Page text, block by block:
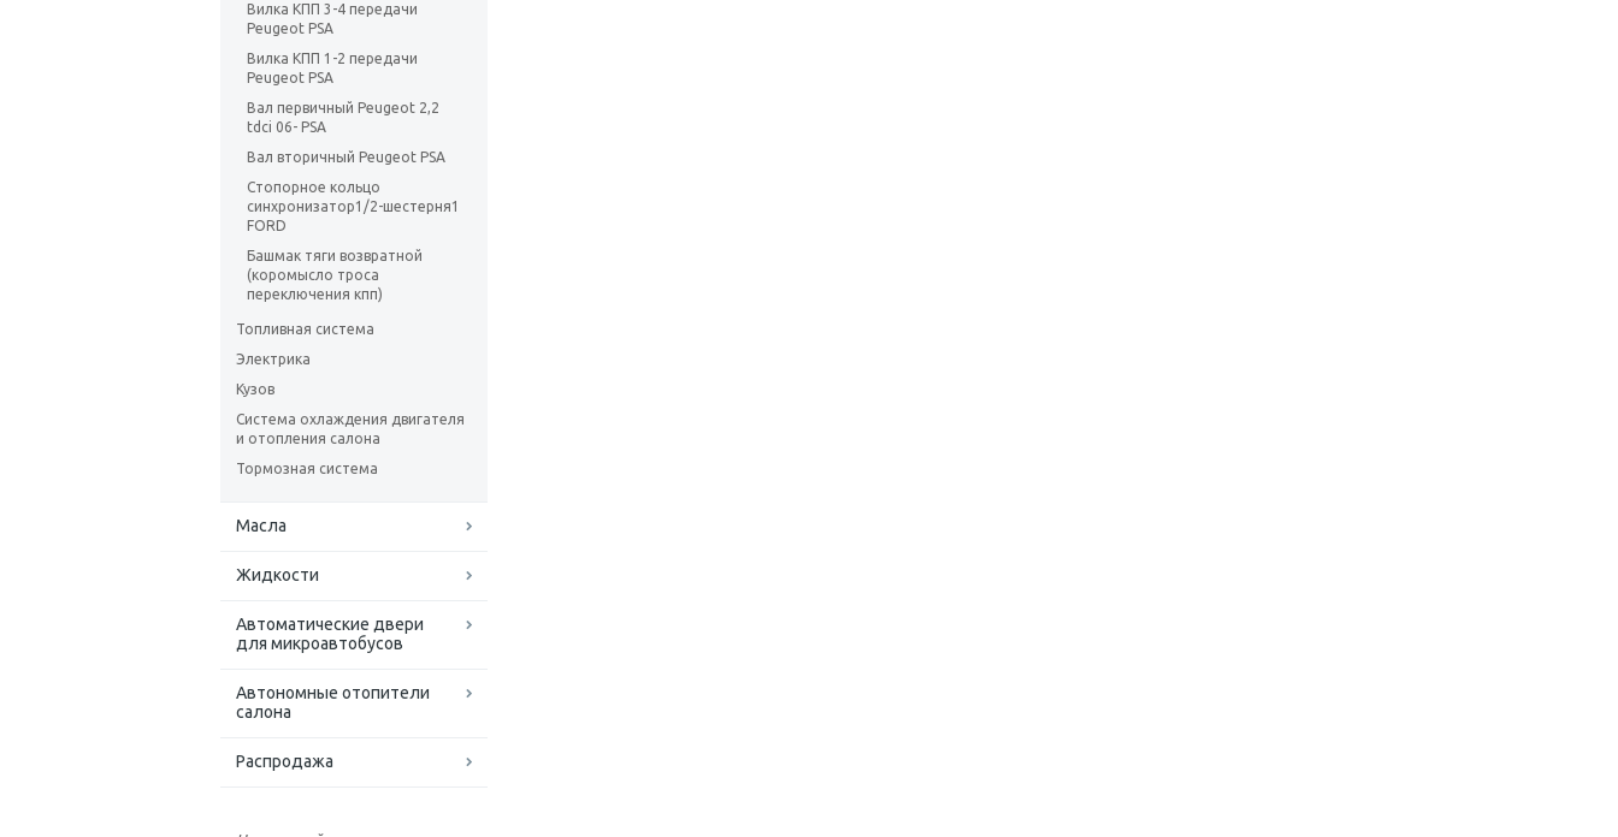
Вилка КПП 3-4 передачи
Peugeot PSA
Вилка КПП 1-2 передачи
Peugeot PSA
Вал первичный Peugeot 2,2
tdci 06- PSA
Вал вторичный Peugeot PSA
Стопорное кольцо
синхронизатор1/2-шестерня1
FORD
Башмак тяги возвратной
(коромысло троса
переключения кпп)
Топливная система
Электрика
Кузов
Система охлаждения двигателя
и отопления салона
Тормозная система
Масла
Жидкости
Автоматические двери
для микроавтобусов
Автономные отопители
салона
Распродажа